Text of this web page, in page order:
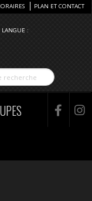
LANGUE :
PLAN ET CONTACT